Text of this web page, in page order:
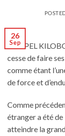
26
Sep
DOPPEL
cesse de faire
comme étant
de force et
Comme
étranger a été de
atteindre la